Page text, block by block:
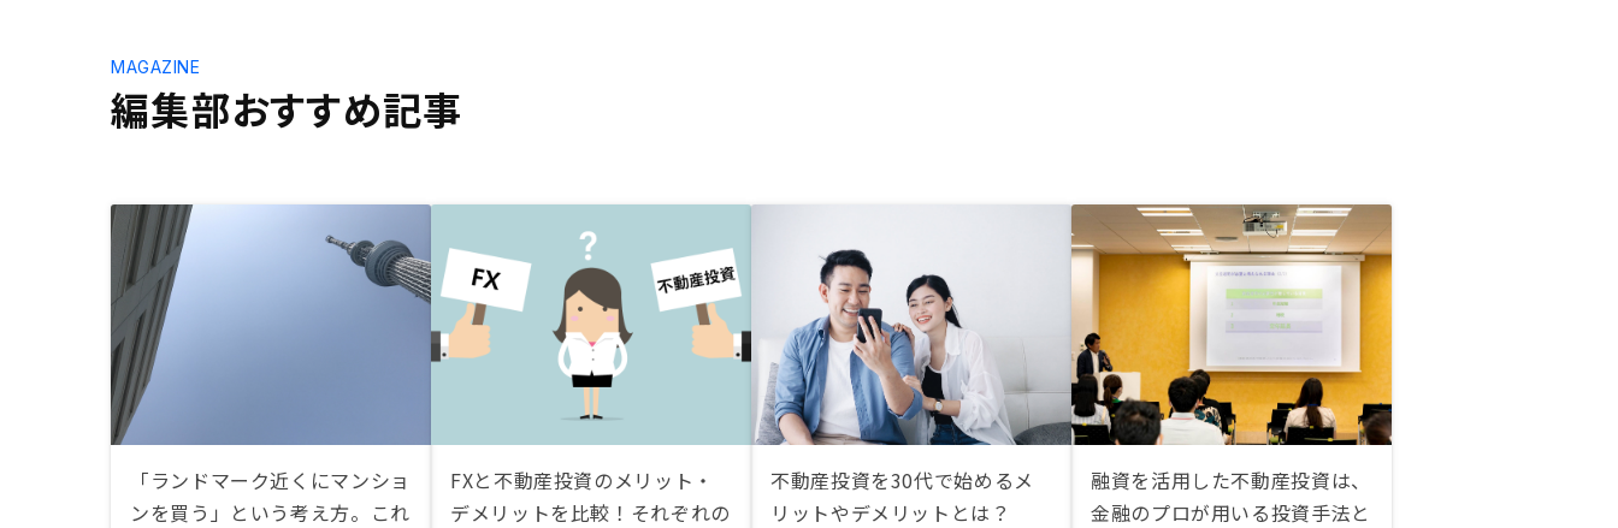
編集部おすすめ記事
MAGAZINE
「ランドマーク近くにマンショ
ンを買う」という考え方。これ
FXと不動産投資のメリット・
デメリットを比較！それぞれの
不動産投資を30代で始めるメ
リットやデメリットとは？
融資を活用した不動産投資は、
金融のプロが用いる投資手法と